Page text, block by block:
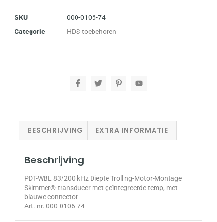
SKU
000-0106-74
Categorie
HDS-toebehoren
BESCHRIJVING EXTRA INFORMATIE
Beschrijving
PDT-WBL 83/200 kHz Diepte Trolling-Motor-Montage
Skimmer®-transducer met geïntegreerde temp, met
blauwe connector
Art. nr. 000-0106-74